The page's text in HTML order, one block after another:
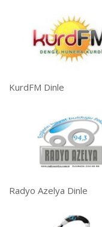
KurdFM Dinle
Radyo Azelya Dinle